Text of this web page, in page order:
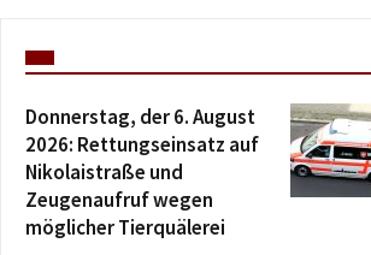
Donnerstag, der 6. August
2026: Rettungseinsatz auf
Nikolaistraße und
Zeugenaufruf wegen
möglicher Tierquälerei